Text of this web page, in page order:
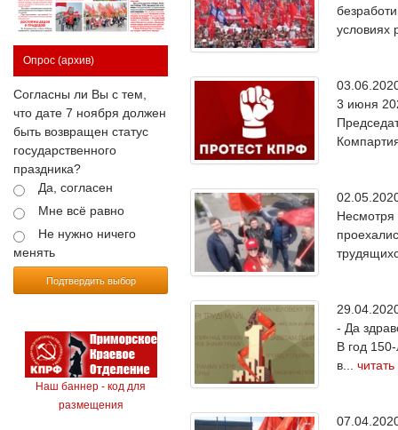
Опрос (архив)
Согласны ли Вы с тем,
что дате 7 ноября должен
быть возвращен статус
государственного
праздника?
Да, согласен
Мне всё равно
Не нужно ничего
менять
Подтвердить выбор
Наш баннер - код для
размещения
условиях
3 июня
Несмотря
- Да
В год
в...